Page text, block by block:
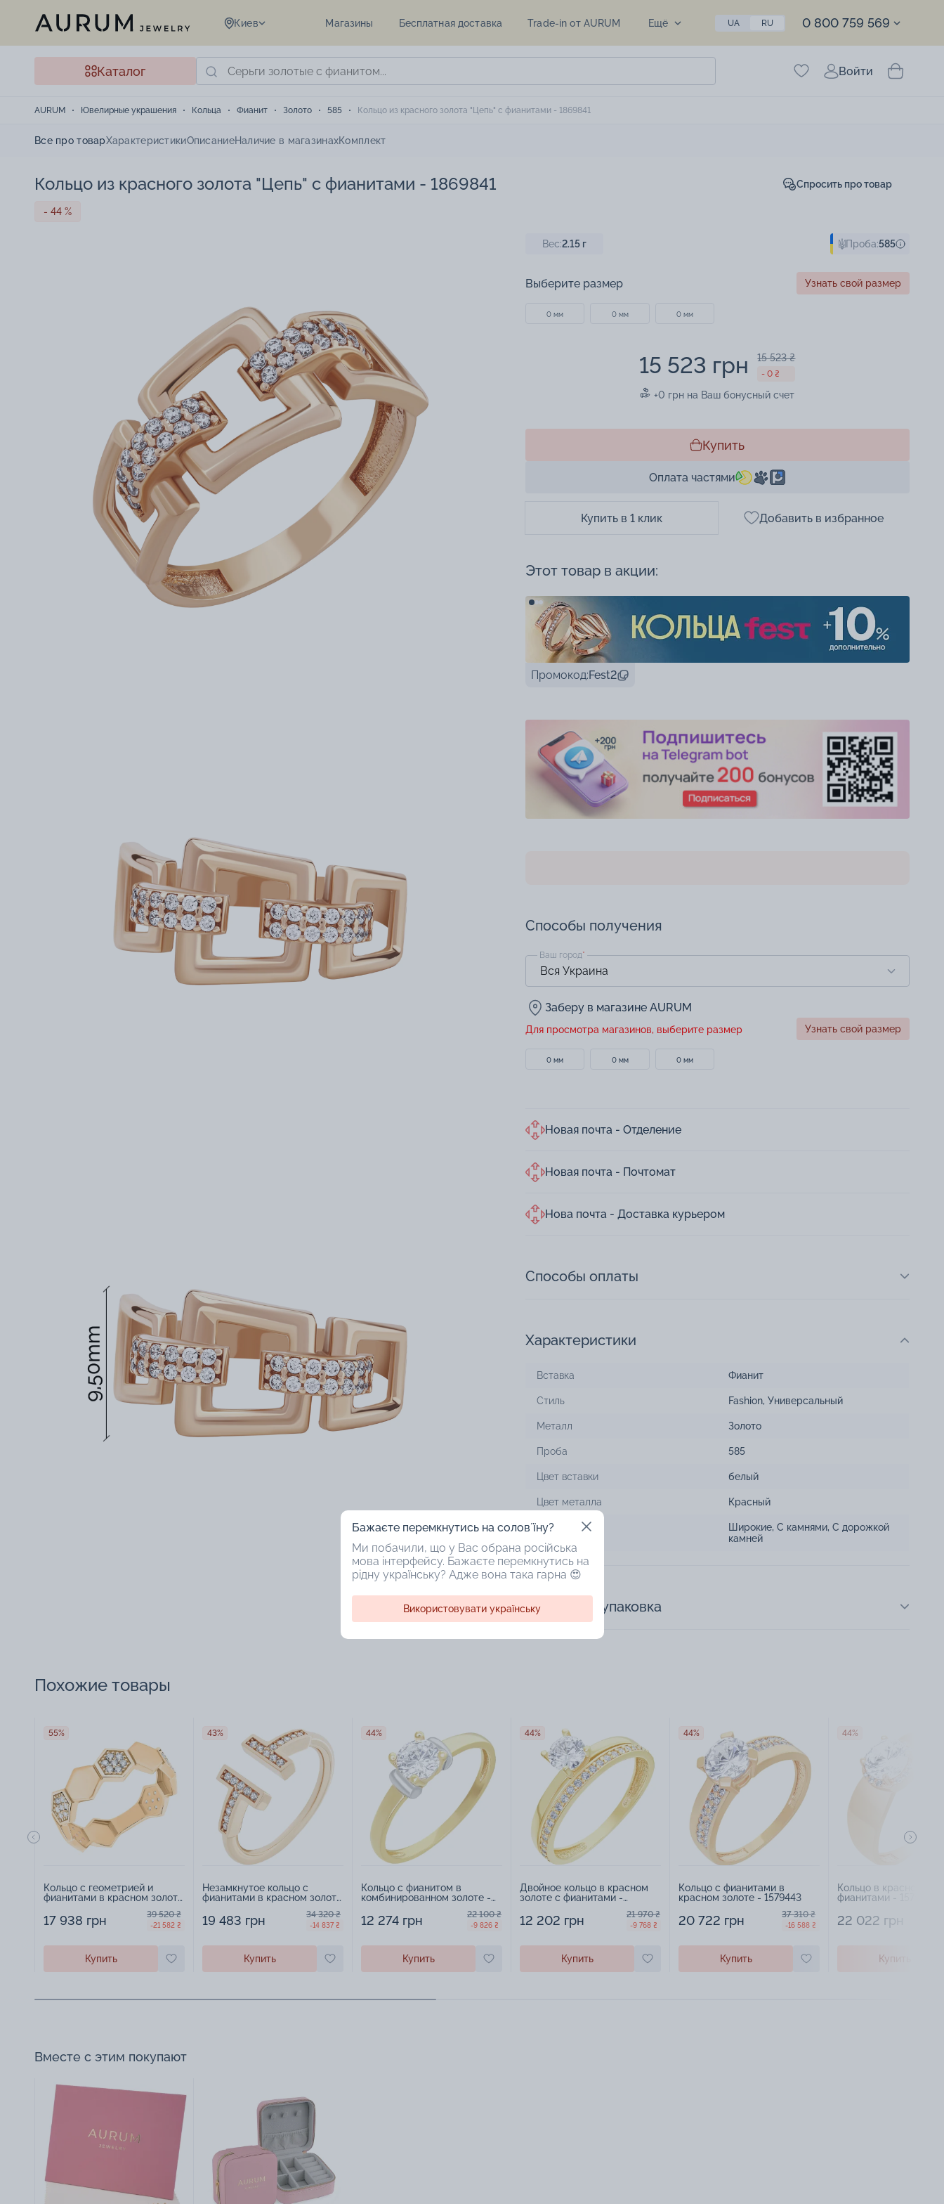
Киев Магазины Бесплатная доставка Trade-in от AURUM Ещё UA RU 0 800 759 569
Каталог Войти
AURUM Ювелирные украшения Кольца Фианит Золото 585 Кольцо из красного золота "Цепь" с фианитами - 1869841
Все про товарХарактеристикиОписаниеНаличие в магазинахКомплект
Кольцо из красного золота "Цепь" с фианитами - 1869841
- 44 %
Спросить про товар
Вес:2.15 г Проба:585
Выберите размер Узнать свой размер
0 мм 0 мм 0 мм
15 523 грн 15 523 ₴
- 0 ₴
+0 грн на Ваш бонусный счет
Купить
Оплата частями
Купить в 1 клик Добавить в избранное
Этот товар в акции:
Промокод:Fest2
Способы получения
Ваш город*
Заберу в магазине AURUM
Для просмотра магазинов, выберите размер Узнать свой размер
0 мм 0 мм 0 мм
Новая почта - Отделение
Новая почта - Почтомат
Нова почта - Доставка курьером
Способы оплаты
Характеристики
Вставка Фианит
Стиль Fashion, Универсальный
Металл Золото
Проба 585
Цвет вставки белый
Цвет металла Красный
Дизайн Широкие, С камнями, С дорожкой
камней
Доступная упаковка
Похожие товары
55%
Кольцо с геометрией и
фианитами в красном золоте
17 938 грн 39 520 ₴
-21 582 ₴
Купить
43%
Незамкнутое кольцо с
фианитами в красном золоте
19 483 грн 34 320 ₴
-14 837 ₴
Купить
44%
Кольцо с фианитом в
комбинированном золоте -
12 274 грн 22 100 ₴
-9 826 ₴
Купить
44%
Двойное кольцо в красном
золоте с фианитами -
12 202 грн 21 970 ₴
-9 768 ₴
Купить
44%
Кольцо с фианитами в
красном золоте - 1579443
20 722 грн 37 310 ₴
-16 588 ₴
Купить
44%
Кольцо в красном
фианитами - 1579450
22 022 грн
Купить
Вместе с этим покупают
Бажаєте перемкнутись на соловʼїну?
Ми побачили, що у Вас обрана російська
мова інтерфейсу. Бажаєте перемкнутись на
рідну українську? Адже вона така гарна 😍
Використовувати українську